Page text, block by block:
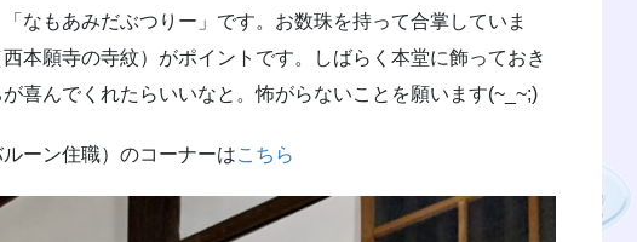
なもあみだぶつりー」です。お数珠を持って合掌していま
本願寺の寺紋）がポイントです。しばらく本堂に飾っておき
喜んでくれたらいいなと。怖がらないことを願います(~_~;)
ーン住職）のコーナーはこちら